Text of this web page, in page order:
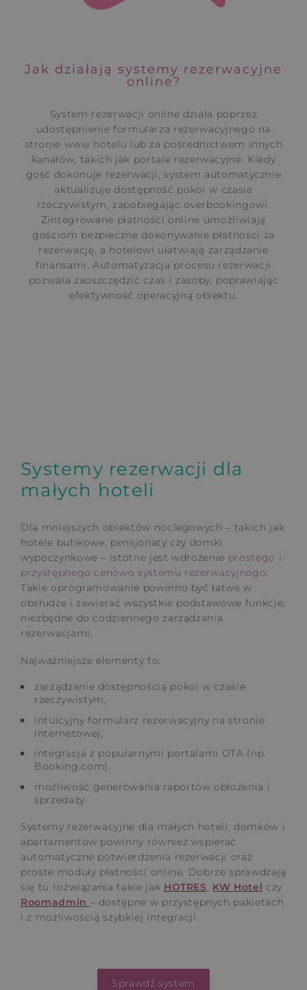
Jak działają systemy rezerwacyjne
online?
System rezerwacji online działa poprzez
udostępnienie formularza rezerwacyjnego na
stronie www hotelu lub za pośrednictwem innych
kanałów, takich jak portale rezerwacyjne. Kiedy
gość dokonuje rezerwacji, system automatycznie
aktualizuje dostępność pokoi w czasie
rzeczywistym, zapobiegając overbookingowi.
Zintegrowane płatności online umożliwiają
gościom bezpieczne dokonywanie płatności za
rezerwację, a hotelowi ułatwiają zarządzanie
finansami. Automatyzacja procesu rezerwacji
pozwala zaoszczędzić czas i zasoby, poprawiając
efektywność operacyjną obiektu.
Systemy rezerwacji dla
małych hoteli
Dla mniejszych obiektów noclegowych – takich jak
hotele butikowe, pensjonaty czy domki
wypoczynkowe – istotne jest wdrożenie prostego i
przystępnego cenowo systemu rezerwacyjnego.
Takie oprogramowanie powinno być łatwe w
obsłudze i zawierać wszystkie podstawowe funkcje,
niezbędne do codziennego zarządzania
rezerwacjami.
Najważniejsze elementy to:
zarządzanie dostępnością pokoi w czasie
rzeczywistym,
intuicyjny formularz rezerwacyjny na stronie
internetowej,
integracja z popularnymi portalami OTA (np.
Booking.com),
możliwość generowania raportów obłożenia i
sprzedaży.
Systemy rezerwacyjne dla małych hoteli, domków i
apartamentów powinny również wspierać
automatyczne potwierdzenia rezerwacji oraz
proste moduły płatności online. Dobrze sprawdzają
się tu rozwiązania takie jak HOTRES KW Hotel czy
Roomadmin – dostępne w przystępnych pakietach
i z możliwością szybkiej integracji.
Sprawdź system